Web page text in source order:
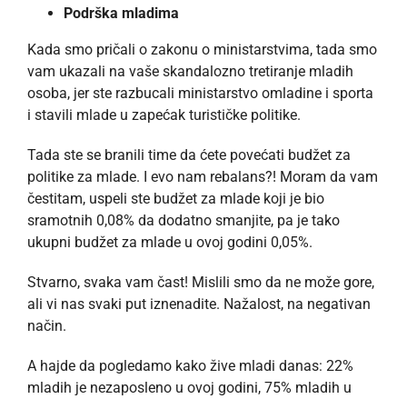
Podrška mladima
Kada smo pričali o zakonu o ministarstvima, tada smo
vam ukazali na vaše skandalozno tretiranje mladih
osoba, jer ste razbucali ministarstvo omladine i sporta
i stavili mlade u zapećak turističke politike.
Tada ste se branili time da ćete povećati budžet za
politike za mlade. I evo nam rebalans?! Moram da vam
čestitam, uspeli ste budžet za mlade koji je bio
sramotnih 0,08% da dodatno smanjite, pa je tako
ukupni budžet za mlade u ovoj godini 0,05%.
Stvarno, svaka vam čast! Mislili smo da ne može gore,
ali vi nas svaki put iznenadite. Nažalost, na negativan
način.
A hajde da pogledamo kako žive mladi danas: 22%
mladih je nezaposleno u ovoj godini, 75% mladih u